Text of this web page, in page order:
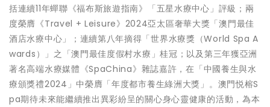
括連續11年蟬聯《福布斯旅遊指南》「五星水療中心」評級；兩
度榮膺《Travel + Leisure》2024亞太區奢華大獎「澳門最佳
酒店水療中心」；連續第八年摘得「世界水療獎（World Spa A
wards）」之「澳門最佳度假村水療」桂冠；以及第三年獲亞洲
著名高端水療媒體《SpaChina》雜誌嘉許，在「中國養生與水
療頒獎禮2024」中榮膺「年度都市養生綠洲大獎」。澳門悦榕S
pa期待未來能繼續推出異彩紛呈的關心身心靈健康的活動，為本